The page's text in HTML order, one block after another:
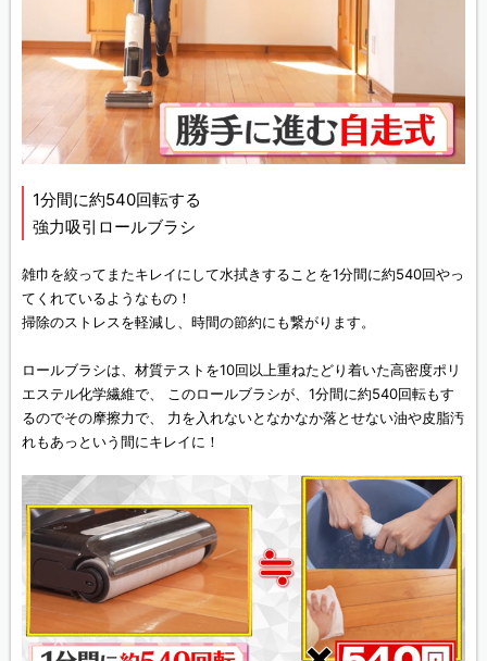
1分間に約540回転する
強力吸引ロールブラシ
雑巾を絞ってまたキレイにして水拭きすることを1分間に約540回やっ
てくれているようなもの！
掃除のストレスを軽減し、時間の節約にも繋がります。
ロールブラシは、材質テストを10回以上重ねたどり着いた高密度ポリ
エステル化学繊維で、 このロールブラシが、1分間に約540回転もす
るのでその摩擦力で、 力を入れないとなかなか落とせない油や皮脂汚
れもあっという間にキレイに！